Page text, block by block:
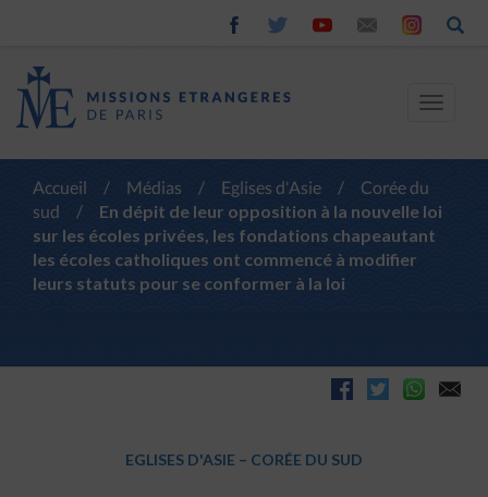
Toggle
Accueil / Médias / Eglises d'Asie /
Corée du
sud
/
En dépit de leur opposition à la nouvelle loi
sur les écoles privées, les fondations chapeautant
les écoles catholiques ont commencé à modifier
leurs statuts pour se conformer à la loi
EGLISES D'ASIE – CORÉE DU SUD